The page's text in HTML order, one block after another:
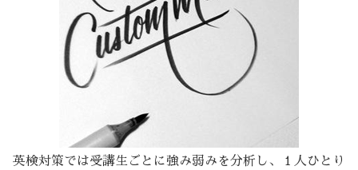
英検対策では受講生ごとに強み弱みを分析し、１人ひとり